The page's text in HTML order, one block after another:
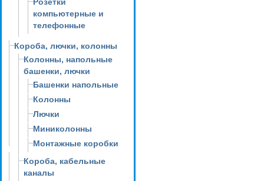
компьютерные и
телефонные
Короба, лючки, колонны
Колонны, напольные
башенки, лючки
Башенки напольные
Колонны
Лючки
Миниколонны
Монтажные коробки
Короба, кабельные
каналы